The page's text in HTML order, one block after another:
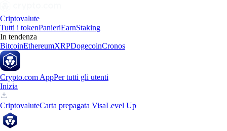
Criptovalute
Tutti i tokenPanieriEarnStaking
In tendenza
BitcoinEthereumXRPDogecoinCronos
Crypto.com AppPer tutti gli utenti
Inizia
CriptovaluteCarta prepagata VisaLevel Up